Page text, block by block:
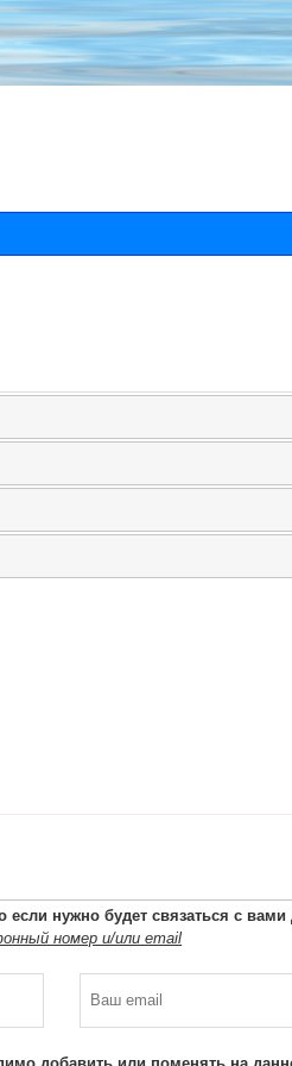
нужно будет связаться с вами
номер и/или email